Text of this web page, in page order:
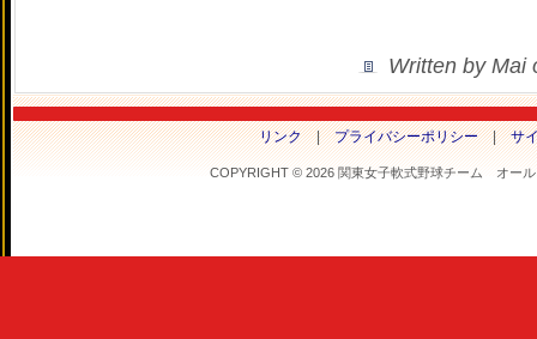
Written by Mai
リンク|プライバシーポリシー|サ
COPYRIGHT © 2026 関東女子軟式野球チーム オー